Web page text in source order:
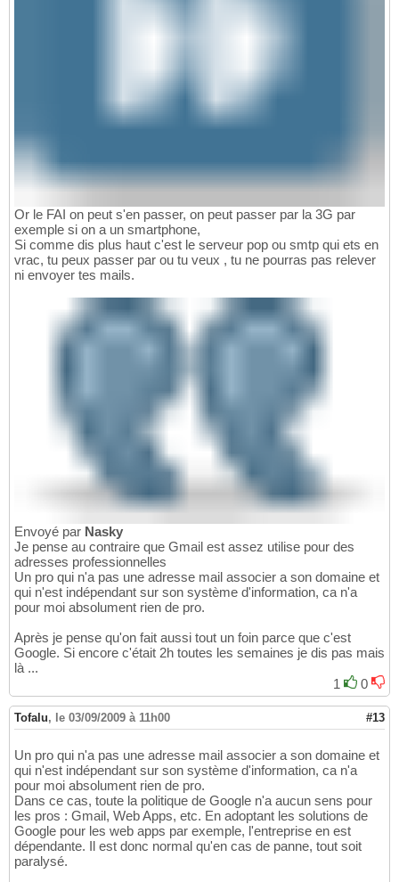
Or le FAI on peut s'en passer, on peut passer par la 3G par
exemple si on a un smartphone,
Si comme dis plus haut c'est le serveur pop ou smtp qui ets en
vrac, tu peux passer par ou tu veux , tu ne pourras pas relever
ni envoyer tes mails.
Envoyé par Nasky
Je pense au contraire que Gmail est assez utilise pour des
adresses professionnelles
Un pro qui n'a pas une adresse mail associer a son domaine et
qui n'est indépendant sur son système d'information, ca n'a
pour moi absolument rien de pro.
Après je pense qu'on fait aussi tout un foin parce que c'est
Google. Si encore c'était 2h toutes les semaines je dis pas mais
là ...
1
0
Tofalu, le 03/09/2009 à 11h00 #13
Un pro qui n'a pas une adresse mail associer a son domaine et
qui n'est indépendant sur son système d'information, ca n'a
pour moi absolument rien de pro.
Dans ce cas, toute la politique de Google n'a aucun sens pour
les pros : Gmail, Web Apps, etc. En adoptant les solutions de
Google pour les web apps par exemple, l'entreprise en est
dépendante. Il est donc normal qu'en cas de panne, tout soit
paralysé.